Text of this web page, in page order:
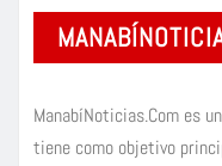
ManabíNoticias.Com es
tiene como objetivo